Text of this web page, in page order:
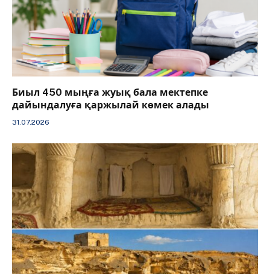
Биыл 450 мыңға жуық бала мектепке
дайындалуға қаржылай көмек алады
31.07.2026